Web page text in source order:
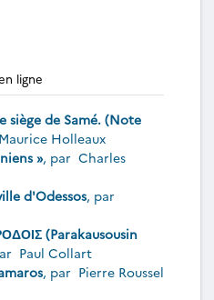
ligne
siège de Samé. (Note
Maurice Holleaux
», par Charles
d'Odessos, par
(Parakausousin
Paul Collart
, par Pierre Roussel